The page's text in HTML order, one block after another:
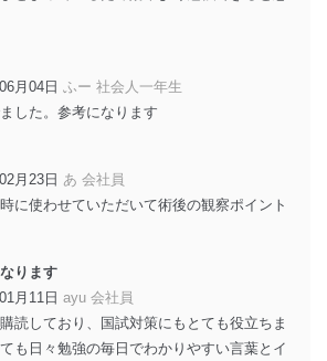
措置
の正確性及び安全性を確保するため
ティ対策をはじめとする安全対策を実
漏えい、滅失またはき損の防止及び是
を取り扱うことのできる機器及び当該
扱う従業者を明確化し、 個人データへ
クセスを防止しています。
別と認証
装備されているユーザー制御機能（ユ
ウント制御）により、個人情報データ
取り扱う情報システムを使用する従業
認証しています。
月04日 ふー 社会人一年生
した。参考になります
月23日 あ 会社員
に使わせていただいて術後の観察ポイント
ります
月11日 ayu 会社員
読しており、国試対策にもとても役立ちま
も日々勉強の毎日でわかりやすい言葉とイ